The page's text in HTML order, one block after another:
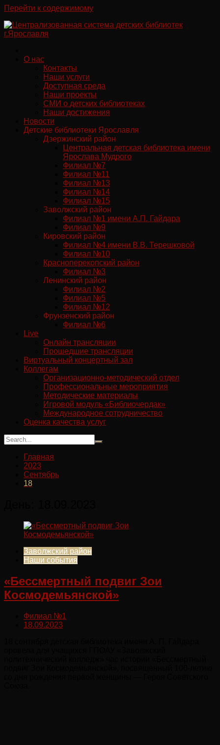
Перейти к содержимому
О нас
Контакты
Наши услуги
Доступная среда
Наши проекты
СМИ о детских библиотеках
Наши достижения
Новости
Детские библиотеки Ярославля
Дзержинский район
Центральная детская библиотека имени
Ярослава Мудрого
Филиал №7
Филиал №11
Филиал №13
Филиал №14
Филиал №15
Заволжский район
Филиал №1 имени А.П. Гайдара
Филиал №9
Кировский район
Филиал №4 имени В.В. Терешковой
Филиал №10
Красноперекопский район
Филиал №3
Ленинский район
Филиал №2
Филиал №5
Филиал №12
Фрунзенский район
Филиал №6
Live
Онлайн трансляции
Прошедшие трансляции
Виртуальный концертный зал
Коллегам
Организационно-методический отдел
Профессиональные мероприятия
Методические материалы
Игровой модуль «Библиочердак»
Международное сотрудничество
Оценка качества услуг
Главная
2023
Сентябрь
18
Заволжский район
Наши события
«Бессмертный подвиг Зои
Космодемьянской»
Филиал №1
18.09.2023